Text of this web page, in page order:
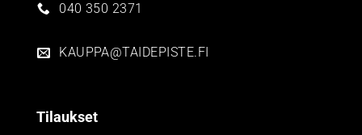
040 350 2371
KAUPPA@TAIDEPISTE.FI
Tilaukset